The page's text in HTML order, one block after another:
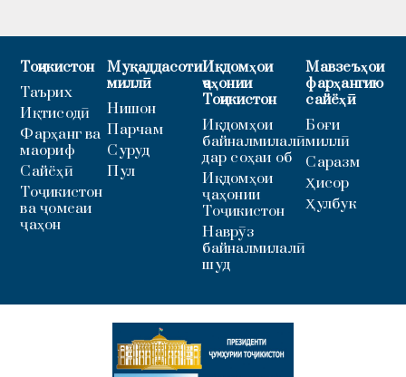
Тоҷикистон
Таърих
Иқтисодӣ
Фарҳанг ва
маориф
Сайёҳӣ
Тоҷикистон
ва ҷомеаи
ҷаҳон
Муқаддасоти
миллӣ
Нишон
Парчам
Суруд
Пул
Иқдомҳои
ҷаҳонии
Тоҷикистон
Иқдомҳои
байналмилалӣ
дар соҳаи об
Иқдомҳои
ҷаҳонии
Тоҷикистон
Наврӯз
байналмилалӣ
шуд
Мавзеъҳои
фарҳангию
сайёҳӣ
Боғи
миллӣ
Саразм
Ҳисор
Ҳулбук